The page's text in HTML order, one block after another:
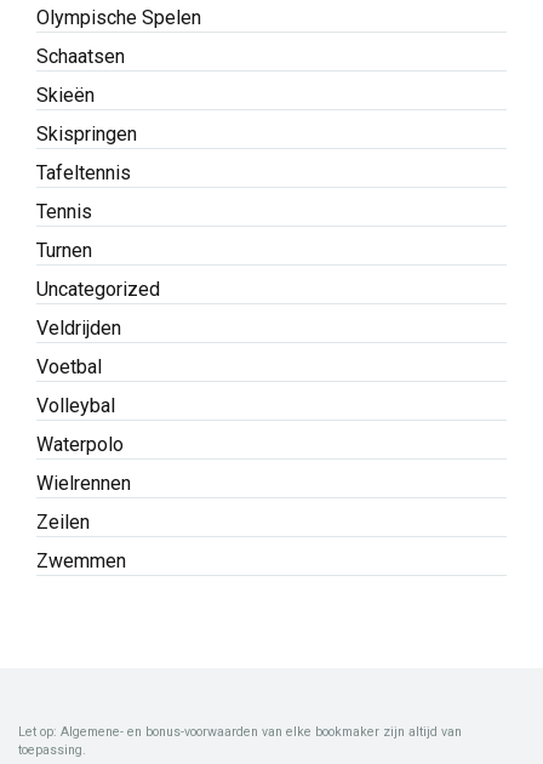
Olympische Spelen
Schaatsen
Skieën
Skispringen
Tafeltennis
Tennis
Turnen
Uncategorized
Veldrijden
Voetbal
Volleybal
Waterpolo
Wielrennen
Zeilen
Zwemmen
Let op: Algemene- en bonus-voorwaarden van elke bookmaker zijn altijd van
toepassing.